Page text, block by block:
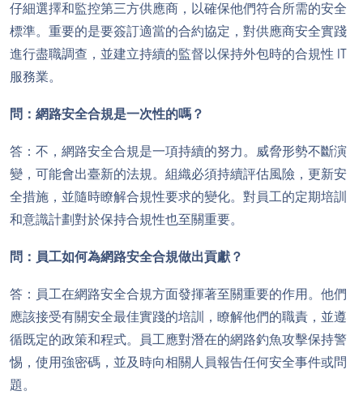
仔細選擇和監控第三方供應商，以確保他們符合所需的安全
標準。重要的是要簽訂適當的合約協定，對供應商安全實踐
進行盡職調查，並建立持續的監督以保持外包時的合規性 IT
服務業。
問：網路安全合規是一次性的嗎？
答：不，網路安全合規是一項持續的努力。威脅形勢不斷演
變，可能會出臺新的法規。組織必須持續評估風險，更新安
全措施，並隨時瞭解合規性要求的變化。對員工的定期培訓
和意識計劃對於保持合規性也至關重要。
問：員工如何為網路安全合規做出貢獻？
答：員工在網路安全合規方面發揮著至關重要的作用。他們
應該接受有關安全最佳實踐的培訓，瞭解他們的職責，並遵
循既定的政策和程式。員工應對潛在的網路釣魚攻擊保持警
惕，使用強密碼，並及時向相關人員報告任何安全事件或問
題。